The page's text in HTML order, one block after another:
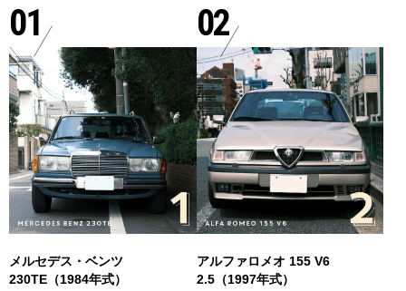
01
メルセデス・ベンツ
230TE（1984年式）
02
アルファロメオ 155 V6
2.5（1997年式）